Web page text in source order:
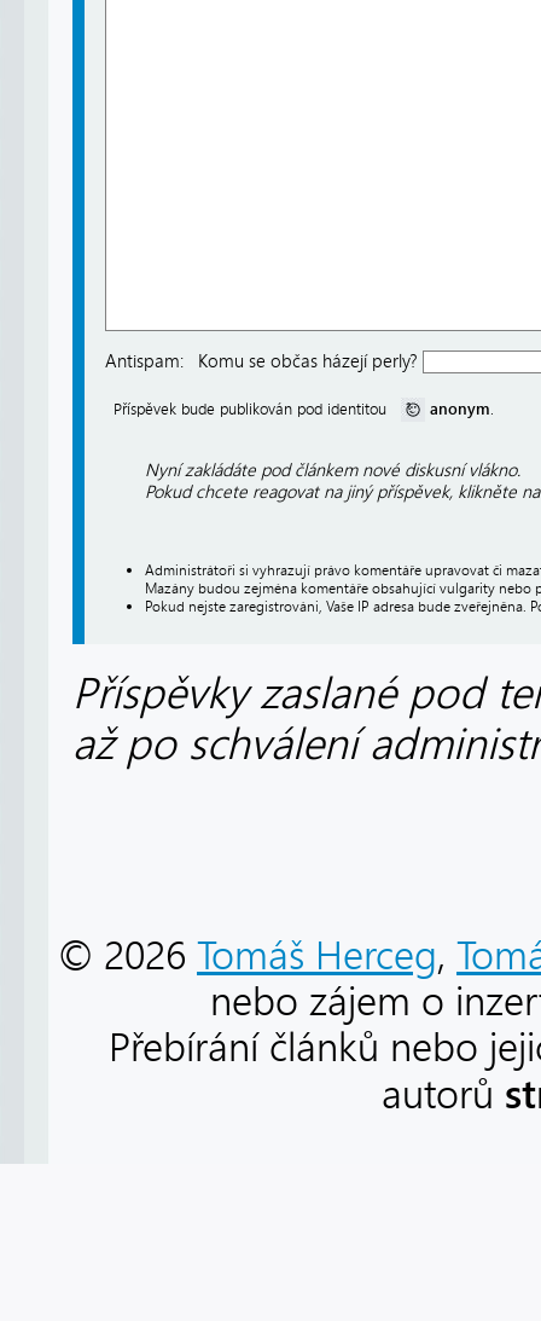
Antispam: Komu se občas házejí perly?
Příspěvek bude publikován pod identitou anonym
Nyní zakládáte pod článkem nové diskusní vlákno.
Pokud chcete reagovat na jiný příspěvek, klikněte
Administrátoři si vyhrazují právo komentáře upravovat či
Mazány budou zejména komentáře obsahující vulgarity nebo
Pokud nejste zaregistrováni, Vaše IP adresa bude
Příspěvky zaslané pod
až po schválení
© 2026 Tomáš Herceg,
nebo zájem o
Přebírání článků nebo
autorů